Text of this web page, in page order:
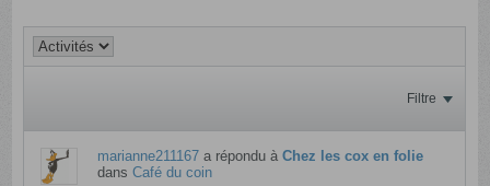
Filtre
marianne211167 a répondu àChez les cox en folie
dansCafé du coin